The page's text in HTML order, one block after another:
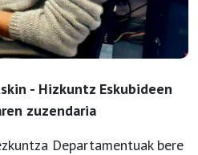
- Hizkuntz Eskubideen
zuzendaria
Departamentuak bere